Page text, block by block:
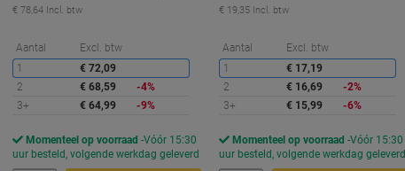
€ 78,64 Incl. btw
Aantal Excl. btw
Korting
1
€ 72,09
2
€ 68,59
-4%
3+
€ 64,99 -9%
Momenteel op voorraad Vóór 15:30
uur besteld, volgende werkdag geleverd
€ 19,35 Incl. btw
Aantal Excl. btw
1
€ 17,19
2
€ 16,69
-2%
3+
€ 15,99 -6%
Momenteel op voorraad Vóór 15:30
uur besteld, volgende werkdag geleverd